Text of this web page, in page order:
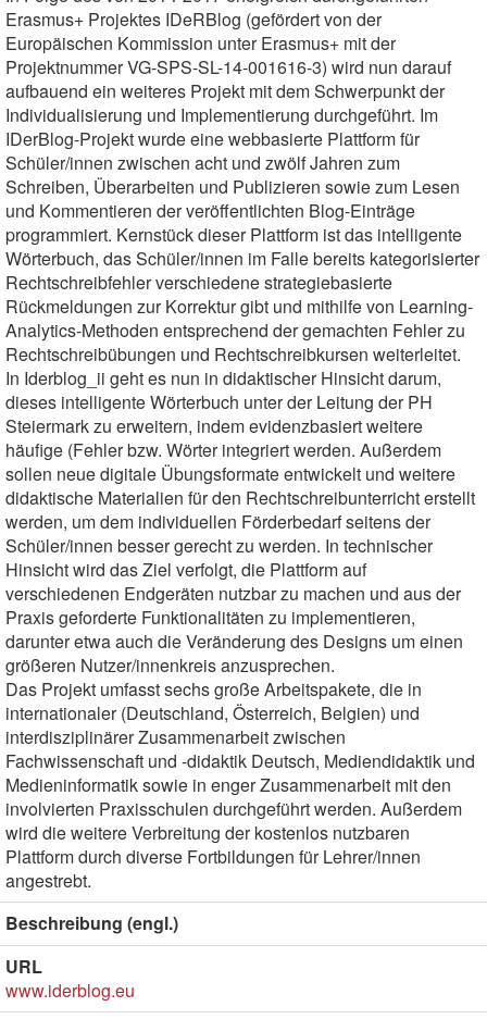
Erasmus+ Projektes IDeRBlog (gefördert von der
Europäischen Kommission unter Erasmus+ mit der
Projektnummer VG-SPS-SL-14-001616-3) wird nun darauf
aufbauend ein weiteres Projekt mit dem Schwerpunkt der
Individualisierung und Implementierung durchgeführt. Im
IDerBlog-Projekt wurde eine webbasierte Plattform für
Schüler/innen zwischen acht und zwölf Jahren zum
Schreiben, Überarbeiten und Publizieren sowie zum Lesen
und Kommentieren der veröffentlichten Blog-Einträge
programmiert. Kernstück dieser Plattform ist das intelligente
Wörterbuch, das Schüler/innen im Falle bereits kategorisierter
Rechtschreibfehler verschiedene strategiebasierte
Rückmeldungen zur Korrektur gibt und mithilfe von Learning-
Analytics-Methoden entsprechend der gemachten Fehler zu
Rechtschreibübungen und Rechtschreibkursen weiterleitet.
In Iderblog_ii geht es nun in didaktischer Hinsicht darum,
dieses intelligente Wörterbuch unter der Leitung der PH
Steiermark zu erweitern, indem evidenzbasiert weitere
häufige (Fehler bzw. Wörter integriert werden. Außerdem
sollen neue digitale Übungsformate entwickelt und weitere
didaktische Materialien für den Rechtschreibunterricht erstellt
werden, um dem individuellen Förderbedarf seitens der
Schüler/innen besser gerecht zu werden. In technischer
Hinsicht wird das Ziel verfolgt, die Plattform auf
verschiedenen Endgeräten nutzbar zu machen und aus der
Praxis geforderte Funktionalitäten zu implementieren,
darunter etwa auch die Veränderung des Designs um einen
größeren Nutzer/innenkreis anzusprechen.
Das Projekt umfasst sechs große Arbeitspakete, die in
internationaler (Deutschland, Österreich, Belgien) und
interdisziplinärer Zusammenarbeit zwischen
Fachwissenschaft und -didaktik Deutsch, Mediendidaktik und
Medieninformatik sowie in enger Zusammenarbeit mit den
involvierten Praxisschulen durchgeführt werden. Außerdem
wird die weitere Verbreitung der kostenlos nutzbaren
Plattform durch diverse Fortbildungen für Lehrer/innen
angestrebt.
Beschreibung (engl.)
URL
www.iderblog.eu